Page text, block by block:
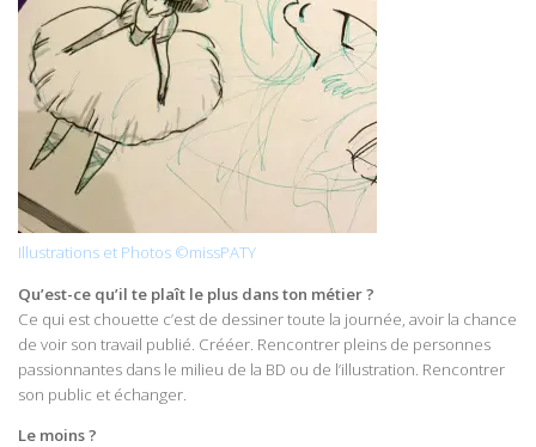
Illustrations et Photos ©missPATY
Qu’est-ce qu’il te plaît le plus dans ton métier ?
Ce qui est chouette c’est de dessiner toute la journée, avoir la chance
de voir son travail publié. Crééer. Rencontrer pleins de personnes
passionnantes dans le milieu de la BD ou de l’illustration. Rencontrer
son public et échanger.
Le moins ?